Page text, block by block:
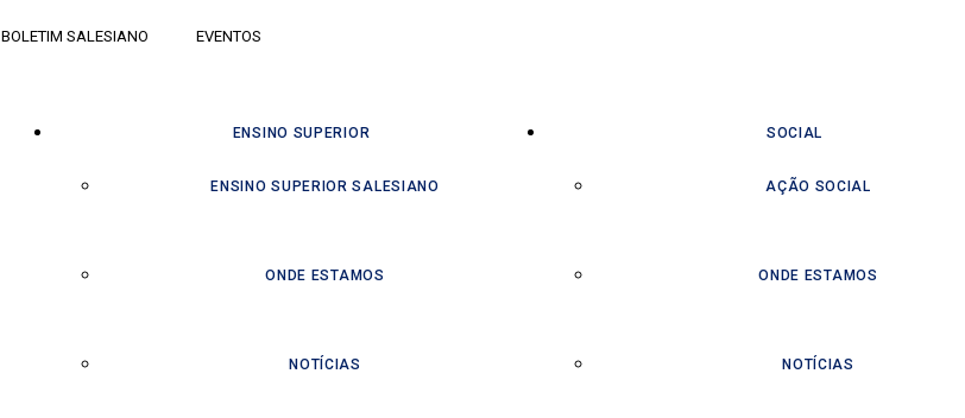
BOLETIM SALESIANO EVENTOS
ENSINO SUPERIOR
ENSINO SUPERIOR SALESIANO
ONDE ESTAMOS
NOTÍCIAS
SOCIAL
AÇÃO SOCIAL
ONDE ESTAMOS
NOTÍCIAS